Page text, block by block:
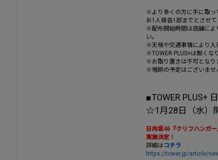
※より多くの方に手に取っ
お1人様各1部までとさせ
※配布開始時間は店舗によ
い。
※天候や交通事情により入
※TOWER PLUS+は無くな
※お取り置きは不可となり
※増刷の予定はございませ
■TOWER PLUS+
☆1月28日（水）
日向坂46『クリフハンガー
実施決定！
詳細は コチラ
https://tower.jp/article/